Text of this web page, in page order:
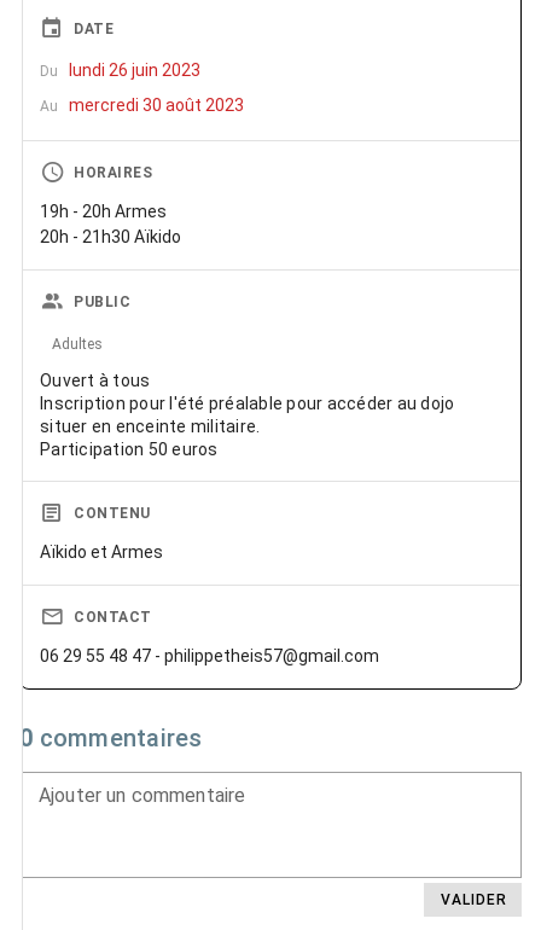
DATE
Du lundi 26 juin 2023
Au mercredi 30 août 2023
HORAIRES
19h - 20h Armes
20h - 21h30 Aïkido
PUBLIC
Adultes
Ouvert à tous
Inscription pour l'été préalable pour accéder au dojo
situer en enceinte militaire.
Participation 50 euros
CONTENU
Aïkido et Armes
CONTACT
06 29 55 48 47 - philippetheis57@gmail.com
0 commentaires
Ajouter un commentaire
VALIDER